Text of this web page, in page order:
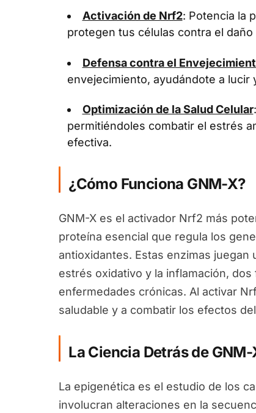
Activación de Nrf2: Potencia la
protegen tus células contra el daño
Defensa contra el
envejecimiento, ayudándote a lucir
Optimización de la Salud Celular
permitiéndoles combatir el estrés
efectiva.
¿Cómo Funciona GNM-X?
GNM-X es el activador Nrf2 más
proteína esencial que regula los
antioxidantes. Estas enzimas
estrés oxidativo y la inflamación,
enfermedades crónicas. Al activar
saludable y a combatir los efectos
La Ciencia Detrás de GNM-
La epigenética es el estudio de los
involucran alteraciones en la